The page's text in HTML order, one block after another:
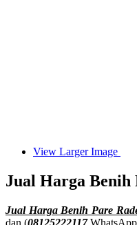
View Larger Image
Jual Harga Benih
Jual Harga Benih Pare
dan (08125222117